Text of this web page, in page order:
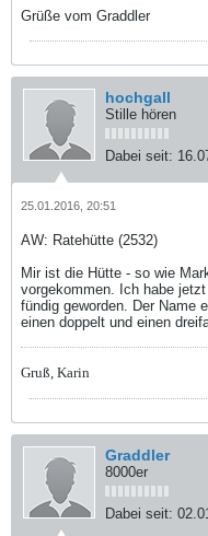
Grüße vom Graddler
hochgall
Stille hören
Dabei seit:
25.01.2016, 20:51
AW: Ratehütte (2532)
Mir ist die Hütte - so wie
vorgekommen. Ich habe
fündig geworden. Der Name
einen doppelt und einen
Gruß, Karin
Graddler
8000er
Dabei seit: